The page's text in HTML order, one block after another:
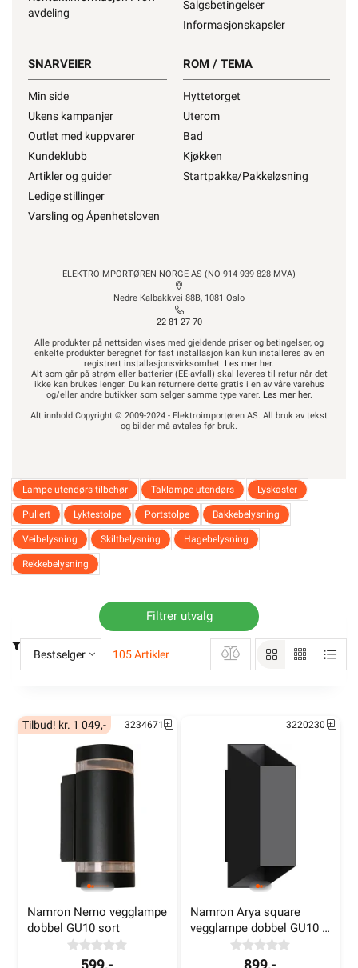
avdeling
Salgsbetingelser
Informasjonskapsler
SNARVEIER
Min side
Ukens kampanjer
Outlet med kuppvarer
Kundeklubb
Artikler og guider
Ledige stillinger
Varsling og Åpenhetsloven
ROM / TEMA
Hyttetorget
Uterom
Bad
Kjøkken
Startpakke/Pakkeløsning
ELEKTROIMPORTØREN NORGE AS (NO 914 939 828 MVA)
Nedre Kalbakkvei 88B, 1081 Oslo
22 81 27 70
Alle produkter på nettsiden vises med gjeldende priser og betingelser, og
enkelte produkter beregnet for fast installasjon kan kun installeres av en
registrert installasjonsvirksomhet. Les mer her.
Alt som går på strøm eller batterier (EE-avfall) skal leveres til retur når det
ikke kan brukes lenger. Du kan returnere dette gratis i en av våre varehus
og/eller andre butikker som selger samme type varer. Les mer her.
Alt innhold Copyright © 2009-2024 - Elektroimportøren AS. All bruk av tekst
og bilder må avtales før bruk.
Lampe utendørs tilbehør Taklampe utendørs Lyskaster
Pullert Lyktestolpe Portstolpe Bakkebelysning
Veibelysning Skiltbelysning Hagebelysning
Rekkebelysning
Filtrer utvalg
Bestselger 105 Artikler
Namron Nemo vegglampe
dobbel GU10 sort
Tilbud!kr. 1 049,- 3234671
599,-
Namron Arya square
vegglampe dobbel GU10
3220230
899,-